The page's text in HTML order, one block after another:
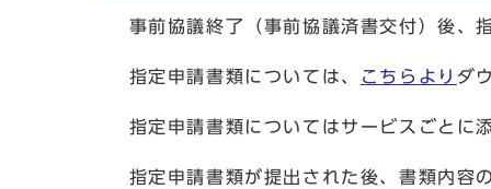
事前協議終了（事前協議済書交付）後、
指定申請書類については、 こちらより ダ
指定申請書類についてはサービスごとに
指定申請書類が提出された後、書類内容